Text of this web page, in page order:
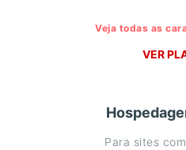
Veja todas as
VER
Para sites com